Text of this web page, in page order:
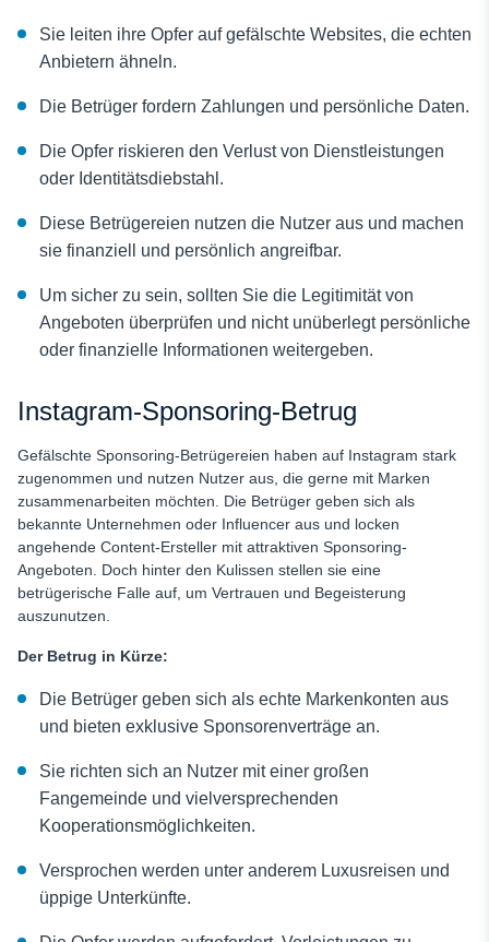
Sie leiten ihre Opfer auf gefälschte Websites, die echten
Anbietern ähneln.
Die Betrüger fordern Zahlungen und persönliche Daten.
Die Opfer riskieren den Verlust von Dienstleistungen
oder Identitätsdiebstahl.
Diese Betrügereien nutzen die Nutzer aus und machen
sie finanziell und persönlich angreifbar.
Um sicher zu sein, sollten Sie die Legitimität von
Angeboten überprüfen und nicht unüberlegt persönliche
oder finanzielle Informationen weitergeben.
Instagram-Sponsoring-Betrug
Gefälschte Sponsoring-Betrügereien haben auf Instagram stark
zugenommen und nutzen Nutzer aus, die gerne mit Marken
zusammenarbeiten möchten. Die Betrüger geben sich als
bekannte Unternehmen oder Influencer aus und locken
angehende Content-Ersteller mit attraktiven Sponsoring-
Angeboten. Doch hinter den Kulissen stellen sie eine
betrügerische Falle auf, um Vertrauen und Begeisterung
auszunutzen.
Der Betrug in Kürze:
Die Betrüger geben sich als echte Markenkonten aus
und bieten exklusive Sponsorenverträge an.
Sie richten sich an Nutzer mit einer großen
Fangemeinde und vielversprechenden
Kooperationsmöglichkeiten.
Versprochen werden unter anderem Luxusreisen und
üppige Unterkünfte.